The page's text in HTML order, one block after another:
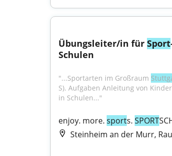
Übungsleiter/in für Sport
Schulen
"...Sportarten im Großraum
S). Aufgaben Anleitung von
in Schulen..."
enjoy. more. sports. SPORT
Steinheim an der Murr,